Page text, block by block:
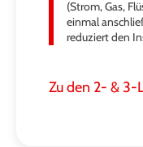
(Strom, Gas,
einmal
reduziert den
Zu den 2- & 3-